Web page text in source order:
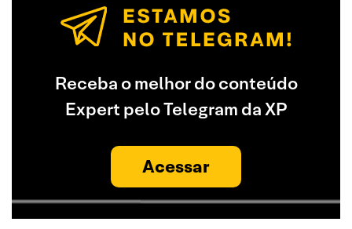
Receba o melhor do conteúdo
Expert pelo Telegram da XP
Acessar